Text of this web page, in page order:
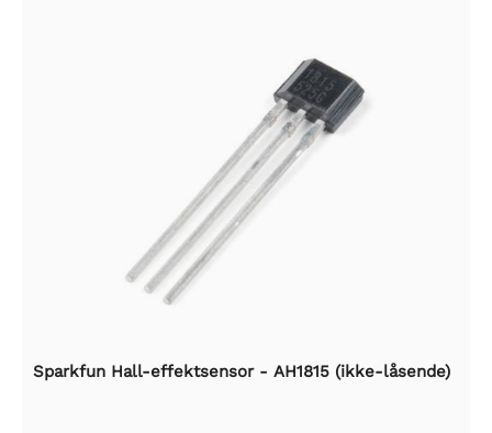
Sparkfun Hall-effektsensor - AH1815 (ikke-låsende)